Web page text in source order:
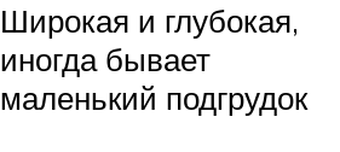
Широкая и глубокая,
иногда бывает
маленький подгрудок